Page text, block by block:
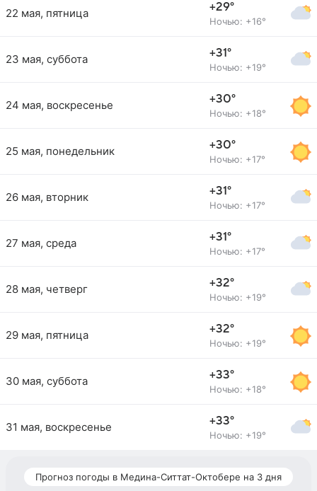
22 мая, пятница +29°
Ночью: +16°
23 мая, суббота +31°
Ночью: +19°
24 мая, воскресенье +30°
Ночью: +18°
25 мая, понедельник +30°
Ночью: +17°
26 мая, вторник +31°
Ночью: +17°
27 мая, среда +31°
Ночью: +17°
28 мая, четверг +32°
Ночью: +19°
29 мая, пятница +32°
Ночью: +19°
30 мая, суббота +33°
Ночью: +18°
31 мая, воскресенье +33°
Ночью: +19°
Прогноз погоды в Медина-Ситтат-Октобере на 3 дня